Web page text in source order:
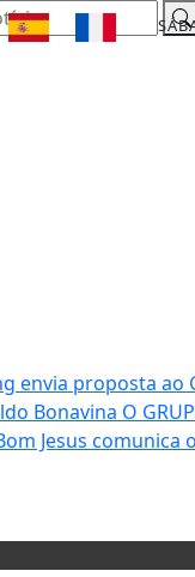
envia proposta
Bonavina O
Jesus comunica